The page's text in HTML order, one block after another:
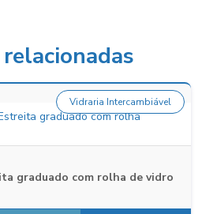
graduado com rolha de vidro
Vidraria Intercambiável